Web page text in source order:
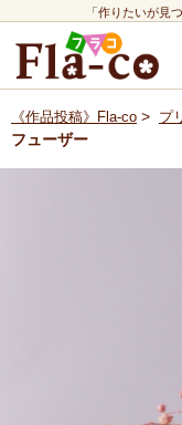
「作りたいが見
《作品投稿》Fla-co > プ
フューザー